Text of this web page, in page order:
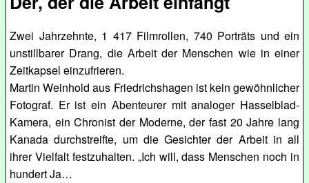
Zwei Jahrzehnte, 1 417 Filmrollen, 740 Porträts und ein
unstillbarer Drang, die Arbeit der Menschen wie in einer
Zeitkapsel einzufrieren.
Martin Weinhold aus Friedrichshagen ist kein gewöhnlicher
Fotograf. Er ist ein Abenteurer mit analoger Hasselblad-
Kamera, ein Chronist der Moderne, der fast 20 Jahre lang
Kanada durchstreifte, um die Gesichter der Arbeit in all
ihrer Vielfalt festzuhalten. „Ich will, dass Menschen noch in
hundert Ja…